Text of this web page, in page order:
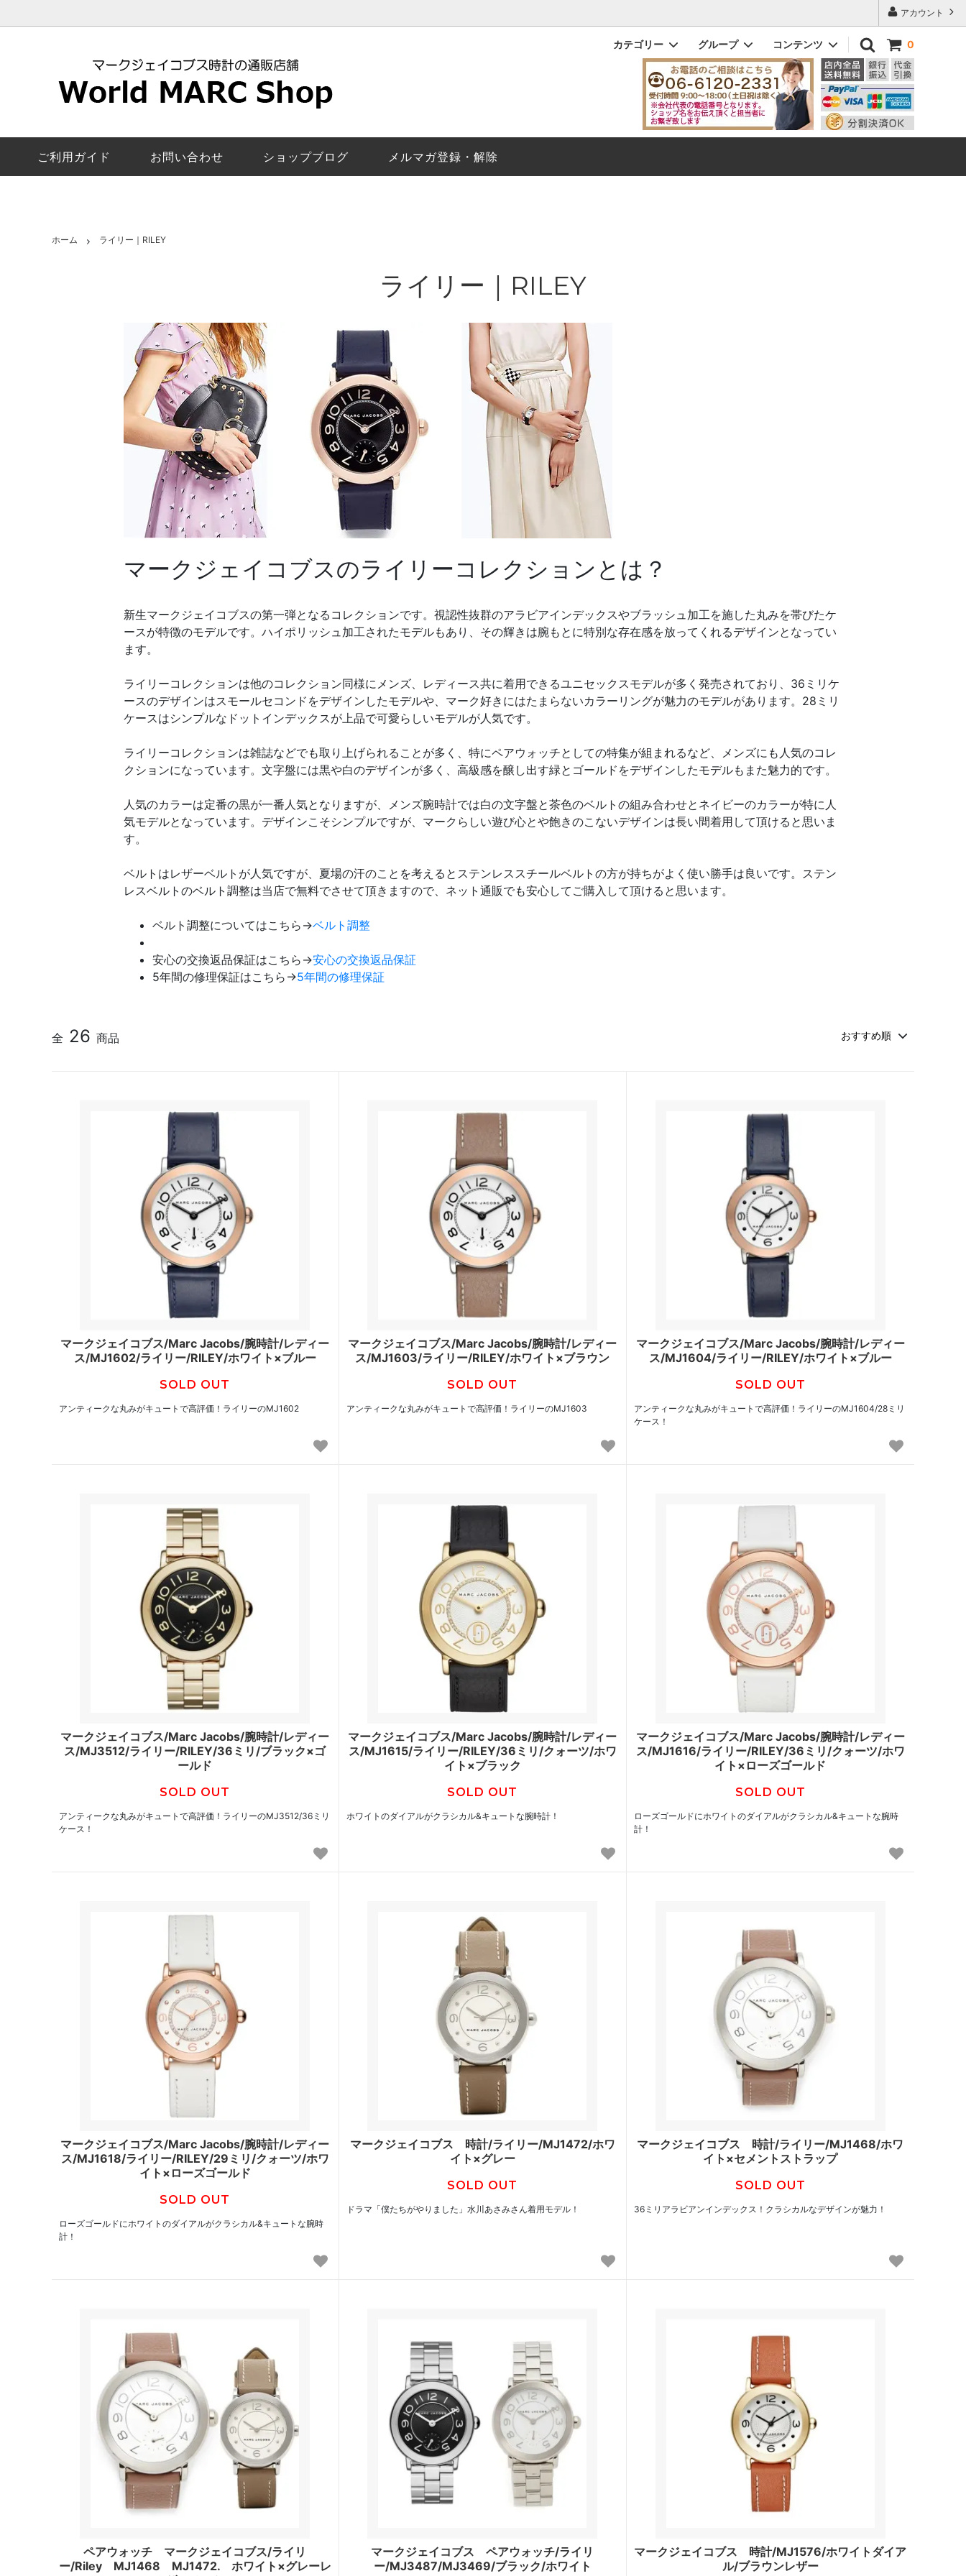
アカウント
0
カテゴリー
レディース新作モデル ロキシー｜ROXY ドッティ｜DOTTY
ビック｜VIC
エイミー｜Amy ベイカー｜Baker
ロック｜Rock
グループ
マークジェイコブス マークバイマークジェイコブス メンズ
機能で探す スマートウォッチ
コンテンツ
安心の交換返品保証 5年修理保証 初めてのお客様へ
Q&A よくある質問
取扱店舗一覧 マークジェイコブスの
ペアウォッチの選
び方
ご利用ガイド お問い合わせ ショップブログ メルマガ登録・解除
ホーム ライリー｜RILEY
ライリー｜RILEY
マークジェイコブスのライリーコレクションとは？
新生マークジェイコブスの第一弾となるコレクションです。視認性抜群のアラビアインデックスやブラッシュ加工を施した丸みを帯びたケ
ースが特徴のモデルです。ハイポリッシュ加工されたモデルもあり、その輝きは腕もとに特別な存在感を放ってくれるデザインとなってい
ます。
ライリーコレクションは他のコレクション同様にメンズ、レディース共に着用できるユニセックスモデルが多く発売されており、36ミリケ
ースのデザインはスモールセコンドをデザインしたモデルや、マーク好きにはたまらないカラーリングが魅力のモデルがあります。28ミリ
ケースはシンプルなドットインデックスが上品で可愛らしいモデルが人気です。
ライリーコレクションは雑誌などでも取り上げられることが多く、特にペアウォッチとしての特集が組まれるなど、メンズにも人気のコレ
クションになっています。文字盤には黒や白のデザインが多く、高級感を醸し出す緑とゴールドをデザインしたモデルもまた魅力的です。
人気のカラーは定番の黒が一番人気となりますが、メンズ腕時計では白の文字盤と茶色のベルトの組み合わせとネイビーのカラーが特に人
気モデルとなっています。デザインこそシンプルですが、マークらしい遊び心とや飽きのこないデザインは長い間着用して頂けると思いま
す。
ベルトはレザーベルトが人気ですが、夏場の汗のことを考えるとステンレススチールベルトの方が持ちがよく使い勝手は良いです。ステン
レスベルトのベルト調整は当店で無料でさせて頂きますので、ネット通販でも安心してご購入して頂けると思います。
ベルト調整についてはこちら→ベルト調整
安心の交換返品保証はこちら→安心の交換返品保証
5年間の修理保証はこちら→5年間の修理保証
全 26 商品
マークジェイコブス/Marc Jacobs/腕時計/レディー
ス/MJ1602/ライリー/RILEY/ホワイト×ブルー
SOLD OUT
アンティークな丸みがキュートで高評価！ライリーのMJ1602
マークジェイコブス/Marc Jacobs/腕時計/レディー
ス/MJ1603/ライリー/RILEY/ホワイト×ブラウン
SOLD OUT
アンティークな丸みがキュートで高評価！ライリーのMJ1603
マークジェイコブス/Marc Jacobs/腕時計/レディー
ス/MJ1604/ライリー/RILEY/ホワイト×ブルー
SOLD OUT
アンティークな丸みがキュートで高評価！ライリーのMJ1604/28ミリ
ケース！
マークジェイコブス/Marc Jacobs/腕時計/レディー
ス/MJ3512/ライリー/RILEY/36ミリ/ブラック×ゴ
ールド
SOLD OUT
アンティークな丸みがキュートで高評価！ライリーのMJ3512/36ミリ
ケース！
マークジェイコブス/Marc Jacobs/腕時計/レディー
ス/MJ1615/ライリー/RILEY/36ミリ/クォーツ/ホワ
イト×ブラック
SOLD OUT
ホワイトのダイアルがクラシカル&キュートな腕時計！
マークジェイコブス/Marc Jacobs/腕時計/レディー
ス/MJ1616/ライリー/RILEY/36ミリ/クォーツ/ホワ
イト×ローズゴールド
SOLD OUT
ローズゴールドにホワイトのダイアルがクラシカル&キュートな腕時
計！
マークジェイコブス/Marc Jacobs/腕時計/レディー
ス/MJ1618/ライリー/RILEY/29ミリ/クォーツ/ホワ
イト×ローズゴールド
SOLD OUT
ローズゴールドにホワイトのダイアルがクラシカル&キュートな腕時
計！
マークジェイコブス 時計/ライリー/MJ1472/ホワ
イト×グレー
SOLD OUT
ドラマ「僕たちがやりました」水川あさみさん着用モデル！
マークジェイコブス 時計/ライリー/MJ1468/ホワ
イト×セメントストラップ
SOLD OUT
36ミリアラビアンインデックス！クラシカルなデザインが魅力！
ペアウォッチ マークジェイコブス/ライリ
ー/Riley MJ1468 MJ1472. ホワイト×グレーレ
マークジェイコブス ペアウォッチ/ライリ
ー/MJ3487/MJ3469/ブラック/ホワイト
マークジェイコブス 時計/MJ1576/ホワイトダイア
ル/ブラウンレザー